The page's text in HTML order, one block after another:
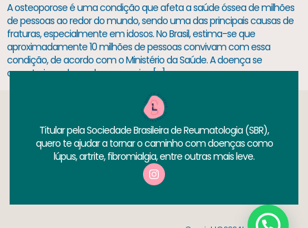
A osteoporose é uma condição que afeta a saúde óssea de milhões
de pessoas ao redor do mundo, sendo uma das principais causas de
fraturas, especialmente em idosos. No Brasil, estima-se que
aproximadamente 10 milhões de pessoas convivam com essa
condição, de acordo com o Ministério da Saúde. A doença se
caracteriza pela perda progressiva […]
Titular pela Sociedade Brasileira de Reumatologia (SBR),
quero te ajudar a tornar o caminho com doenças como
lúpus, artrite, fibromialgia, entre outras mais leve.